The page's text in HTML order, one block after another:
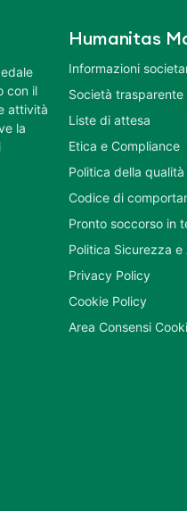
con il
attività
la
Humanitas
Informazioni
Società trasparente
Liste di attesa
Etica e Compliance
Politica della qualità
Codice di
Pronto soccorso in
Politica Sicurezza e
Privacy Policy
Cookie Policy
Area Consensi